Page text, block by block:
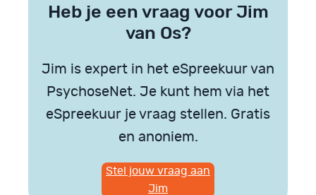
Heb je een vraag voor Jim
van Os?
Jim is expert in het eSpreekuur van
PsychoseNet. Je kunt hem via het
eSpreekuur je vraag stellen. Gratis
en anoniem.
Stel jouw vraag aan
Jim